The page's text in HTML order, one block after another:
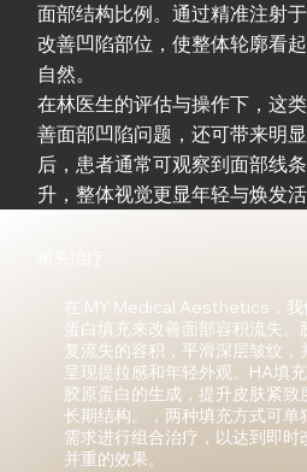
面部结构比例。通过精准注射
改善凹陷部位，使整体轮廓看
自然。
在林医生的评估与操作下，这
善面部凹陷问题，还可带来明
后，患者通常可观察到面部线
升，整体视觉更显年轻与焕发活
在 MY Medical Aesthetics，我
蛋白填充来改善面部容积流失。
复流失的容积，平滑深层皱纹，
呈现提拉感和年轻外观。HA填
胶原蛋白的生成，提升皮肤紧致
长期结构。，两种填充方式可单
需求进行组合治疗，以达到即时
并重的效果。